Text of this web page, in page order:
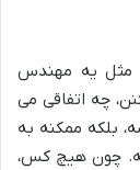
مثل یه مهندس
چه اتفاقی می
بلکه ممکنه به
چون هیچ کس،